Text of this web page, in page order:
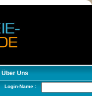
Über Uns
Login-Name :